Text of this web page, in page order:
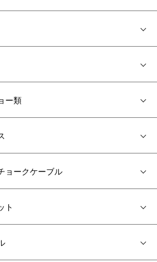
ー類
ョークケーブル
ト